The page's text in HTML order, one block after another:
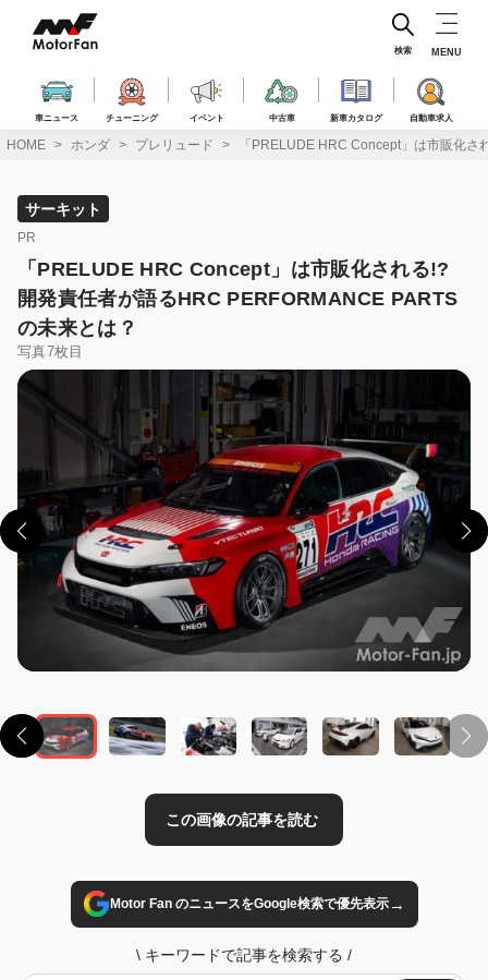
ス
車ニュース チューニング イベント 中古車 新車カタログ 自動車求人
検索 MENU
HOME ホンダ プレリュード 「PRELUDE HRC Concept」は市販化
サーキット
PR
「PRELUDE HRC Concept」は市販化される!?
開発責任者が語るHRC PERFORMANCE PARTS
の未来とは？
写真7枚目
Motor Fan のニュースをGoogle検索で優先表示→
\ キーワードで記事を検索する /